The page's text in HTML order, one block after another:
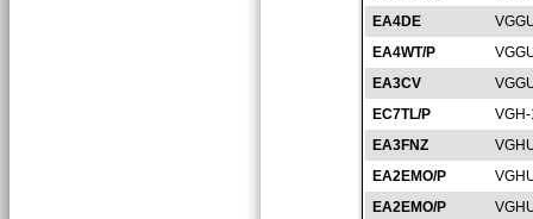
EA4DE
EA4WT/P
EA3CV
EC7TL/P
EA3FNZ
EA2EMO/P
EA2EMO/P